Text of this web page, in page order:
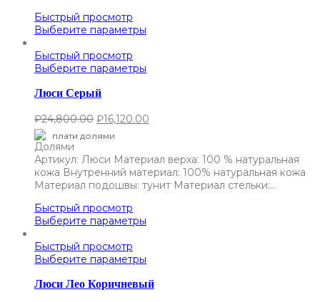
Быстрый просмотр
Выберите параметры
Быстрый просмотр
Выберите параметры
Люси Серый
₽24,800.00 ₽16,120.00
плати долями
Артикул: Люси Материал верха: 100 % натуральная
кожа Внутренний материал: 100% натуральная кожа
Материал подошвы: тунит Материал стельки:…
Быстрый просмотр
Выберите параметры
Быстрый просмотр
Выберите параметры
Люси Лео Коричневый